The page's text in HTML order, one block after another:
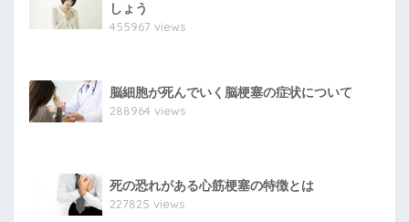
しょう
455967 views
脳細胞が死んでいく脳梗塞の症状について
288964 views
死の恐れがある心筋梗塞の特徴とは
227825 views